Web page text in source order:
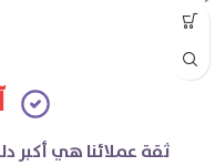
أثناء الراحة والنوم، ويمنح
شعور بالشبع لفترات أطول
ويساهم في تقليل السعرات
وتحفيز فقدان الدهون
ثقة عملائنا هي أكبر